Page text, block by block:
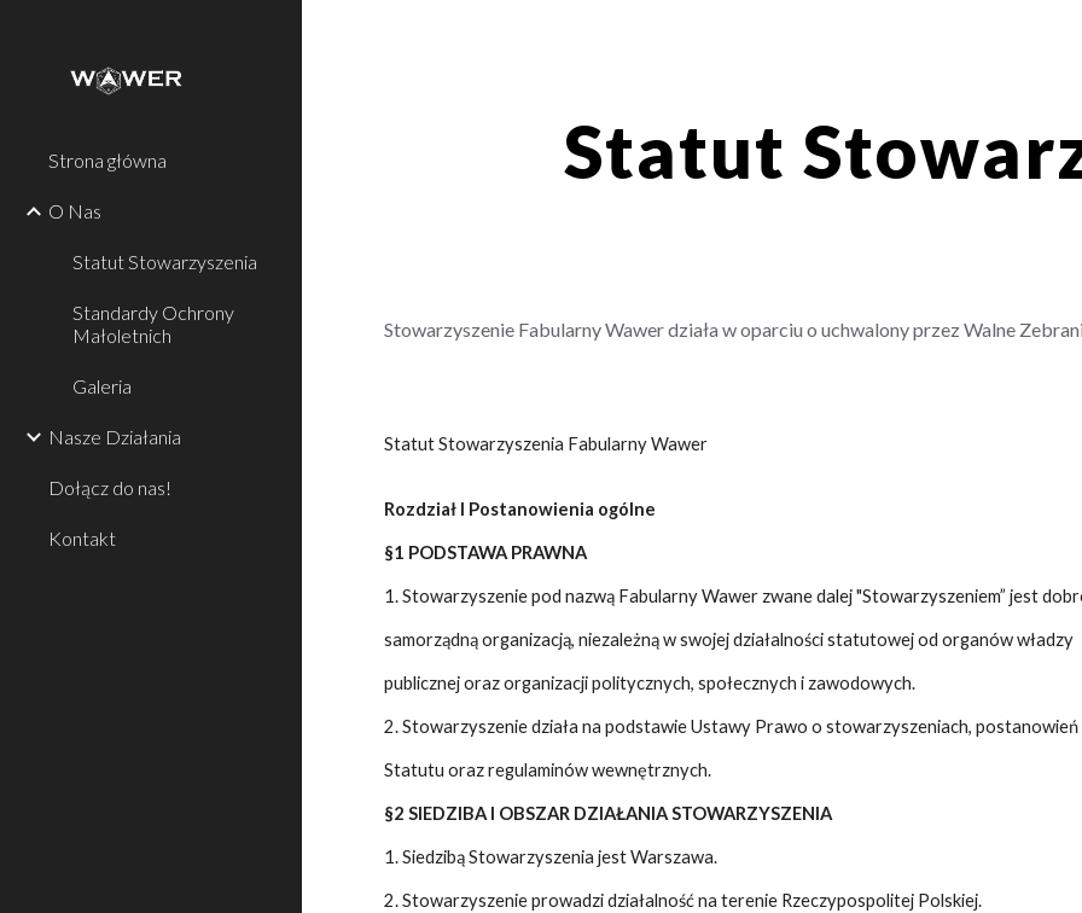
Strona główna
O Nas
Statut Stowarzyszenia
Standardy Ochrony
Małoletnich
Galeria
Nasze Działania
Dołącz do nas!
Kontakt
Statut
Stowarzyszenie Fabularny Wawer działa w oparciu o uchwalony przez Walne
Statut Stowarzyszenia Fabularny Wawer
Rozdział I Postanowienia ogólne
§1 PODSTAWA PRAWNA
1. Stowarzyszenie pod nazwą Fabularny Wawer zwane dalej "Stowarzyszeniem” jest
samorządną organizacją, niezależną w swojej działalności statutowej od organów władzy
publicznej oraz organizacji politycznych, społecznych i zawodowych.
2. Stowarzyszenie działa na podstawie Ustawy Prawo o stowarzyszeniach, postanowień
Statutu oraz regulaminów wewnętrznych.
§2 SIEDZIBA I OBSZAR DZIAŁANIA STOWARZYSZENIA
1. Siedzibą Stowarzyszenia jest Warszawa.
2. Stowarzyszenie prowadzi działalność na terenie Rzeczypospolitej Polskiej.